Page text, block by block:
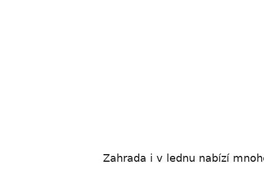
Zahrada i v lednu nabízí